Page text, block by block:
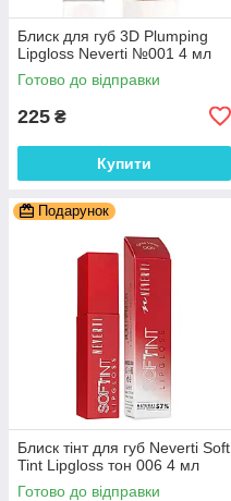
Блиск для губ 3D Plumping
Lipgloss Neverti №001 4 мл
Готово до відправки
225 ₴
Купити
Подарунок
Блиск тінт для губ Neverti Soft
Tint Lipgloss тон 006 4 мл
Готово до відправки